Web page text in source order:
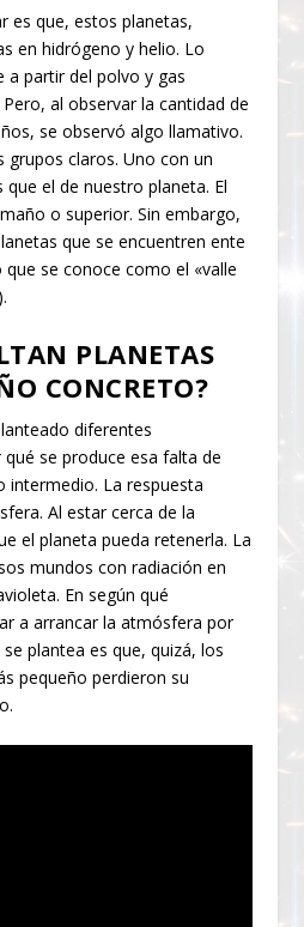
es que, estos planetas,
en hidrógeno y helio. Lo
a partir del polvo y gas
al observar la cantidad de
se observó algo llamativo.
grupos claros. Uno con un
el de nuestro planeta. El
o superior. Sin embargo,
que se encuentren ente
se conoce como el «valle
PLANETAS
CONCRETO?
diferentes
se produce esa falta de
intermedio. La respuesta
Al estar cerca de la
el planeta pueda retenerla. La
mundos con radiación en
En según qué
a arrancar la atmósfera por
plantea es que, quizá, los
pequeño perdieron su